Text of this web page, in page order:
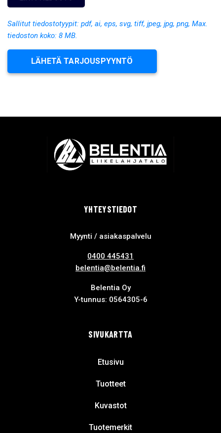
Sallitut tiedostotyypit: pdf, ai, eps, svg, tiff, jpeg, jpg, png, Max.
tiedoston koko: 8 MB.
LÄHETÄ TARJOUSPYYNTÖ
YHTEYSTIEDOT
Myynti / asiakaspalvelu
0400 445431
belentia@belentia.fi
Belentia Oy
Y-tunnus: 0564305-6
SIVUKARTTA
Etusivu
Tuotteet
Kuvastot
Tuotemerkit